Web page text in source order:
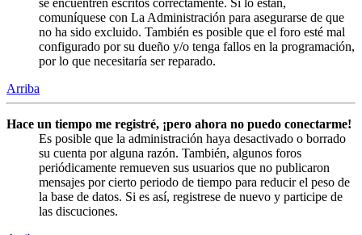
comuníquese con La Administración para asegurarse de que
no ha sido excluido. También es posible que el foro esté mal
configurado por su dueño y/o tenga fallos en la programación,
por lo que necesitaría ser reparado.
Arriba
Hace un tiempo me registré, ¡pero ahora no puedo conectarme!
Es posible que la administración haya desactivado o borrado
su cuenta por alguna razón. También, algunos foros
periódicamente remueven sus usuarios que no publicaron
mensajes por cierto periodo de tiempo para reducir el peso de
la base de datos. Si es así, registrese de nuevo y participe de
las discuciones.